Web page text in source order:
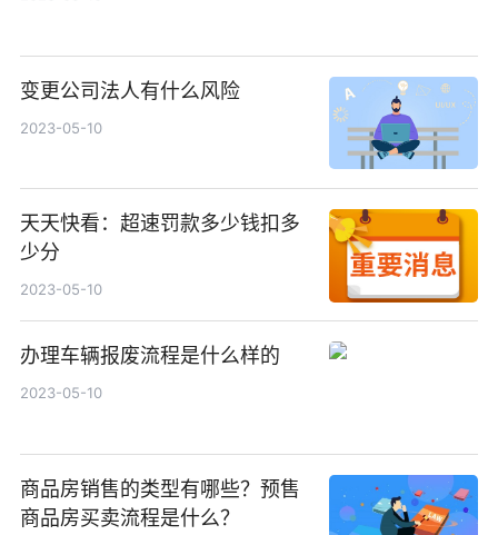
变更公司法人有什么风险
2023-05-10
天天快看：超速罚款多少钱扣多
少分
2023-05-10
办理车辆报废流程是什么样的
2023-05-10
商品房销售的类型有哪些？预售
商品房买卖流程是什么？